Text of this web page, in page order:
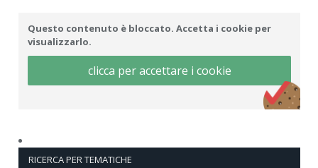
Questo contenuto è bloccato. Accetta i cookie per
visualizzarlo.
clicca per accettare i cookie
RICERCA PER TEMATICHE